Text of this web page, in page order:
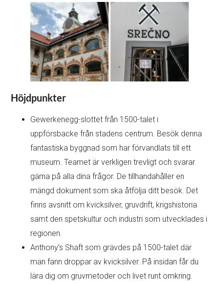
Höjdpunkter
Gewerkenegg-slottet från 1500-talet i
uppförsbacke från stadens centrum. Besök denna
fantastiska byggnad som har förvandlats till ett
museum. Teamet är verkligen trevligt och svarar
gärna på alla dina frågor. De tillhandahåller en
mängd dokument som ska åtfölja ditt besök. Det
finns avsnitt om kvicksilver, gruvdrift, krigshistoria
samt den spetskultur och industri som utvecklades i
regionen.
Anthony’s Shaft som grävdes på 1500-talet där
man fann droppar av kvicksilver. På insidan får du
lära dig om gruvmetoder och livet runt omkring.